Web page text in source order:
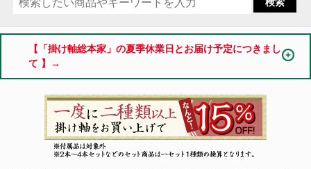
【「掛け軸総本家」の夏季休業日とお届け予定につきまし
て 】→